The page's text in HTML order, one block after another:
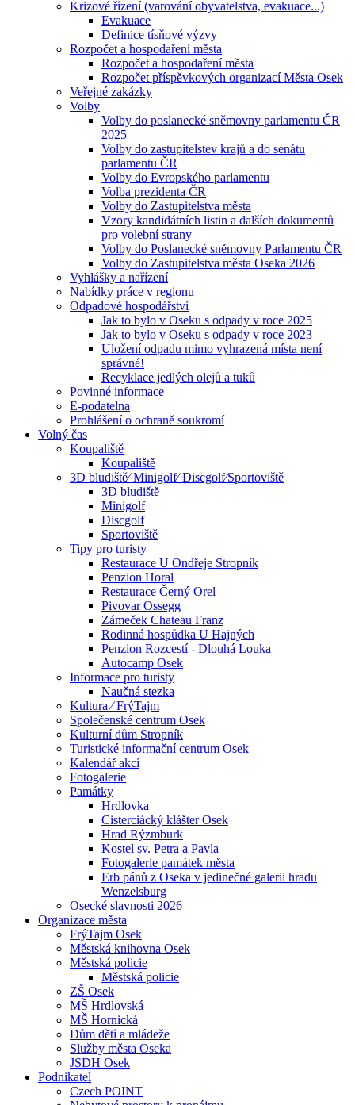
Krizové řízení (varování obyvatelstva, evakuace...)
Evakuace
Definice tísňové výzvy
Rozpočet a hospodaření města
Rozpočet a hospodaření města
Rozpočet příspěvkových organizací Města Osek
Veřejné zakázky
Volby
Volby do poslanecké sněmovny parlamentu ČR
2025
Volby do zastupitelstev krajů a do senátu
parlamentu ČR
Volby do Evropského parlamentu
Volba prezidenta ČR
Volby do Zastupitelstva města
Vzory kandidátních listin a dalších dokumentů
pro volební strany
Volby do Poslanecké sněmovny Parlamentu ČR
Volby do Zastupitelstva města Oseka 2026
Vyhlášky a nařízení
Nabídky práce v regionu
Odpadové hospodářství
Jak to bylo v Oseku s odpady v roce 2025
Jak to bylo v Oseku s odpady v roce 2023
Uložení odpadu mimo vyhrazená místa není
správné!
Recyklace jedlých olejů a tuků
Povinné informace
E-podatelna
Prohlášení o ochraně soukromí
Volný čas
Koupaliště
Koupaliště
3D bludiště⁄ Minigolf⁄ Discgolf⁄Sportoviště
3D bludiště
Minigolf
Discgolf
Sportoviště
Tipy pro turisty
Restaurace U Ondřeje Stropník
Penzion Horal
Restaurace Černý Orel
Pivovar Ossegg
Zámeček Chateau Franz
Rodinná hospůdka U Hajných
Penzion Rozcestí - Dlouhá Louka
Autocamp Osek
Informace pro turisty
Naučná stezka
Kultura ⁄ FrýTajm
Společenské centrum Osek
Kulturní dům Stropník
Turistické informační centrum Osek
Kalendář akcí
Fotogalerie
Památky
Hrdlovka
Cisterciácký klášter Osek
Hrad Rýzmburk
Kostel sv. Petra a Pavla
Fotogalerie památek města
Erb pánů z Oseka v jedinečné galerii hradu
Wenzelsburg
Osecké slavnosti 2026
Organizace města
FrýTajm Osek
Městská knihovna Osek
Městská policie
Městská policie
ZŠ Osek
MŠ Hrdlovská
MŠ Hornická
Dům dětí a mládeže
Služby města Oseka
JSDH Osek
Podnikatel
Czech POINT